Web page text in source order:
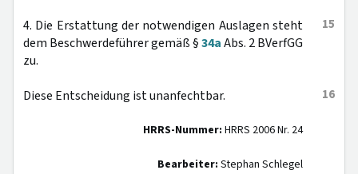
15
4. Die Erstattung der notwendigen Auslagen steht
dem Beschwerdeführer gemäß §34aAbs. 2 BVerfGG
zu.
16
Diese Entscheidung ist unanfechtbar.
HRRS-Nummer: HRRS 2006 Nr. 24
Bearbeiter: Stephan Schlegel